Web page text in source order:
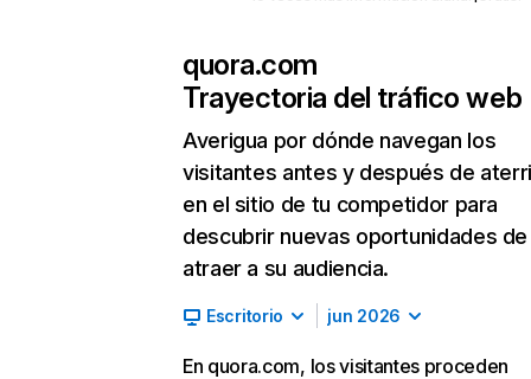
quora.com
Trayectoria del tráfico web
Averigua por dónde navegan los
visitantes antes y después de
en el sitio de tu competidor para
descubrir nuevas oportunidades de
atraer a su audiencia.
Escritorio jun 2026
En quora.com, los visitantes proceden